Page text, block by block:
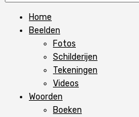
Home
Beelden
Fotos
Schilderijen
Tekeningen
Videos
Woorden
Boeken